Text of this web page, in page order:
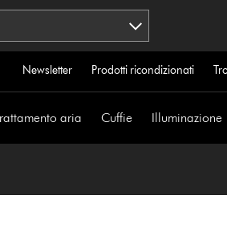
Newsletter Prodotti ricondizionati
aria Cuffie Illuminazione